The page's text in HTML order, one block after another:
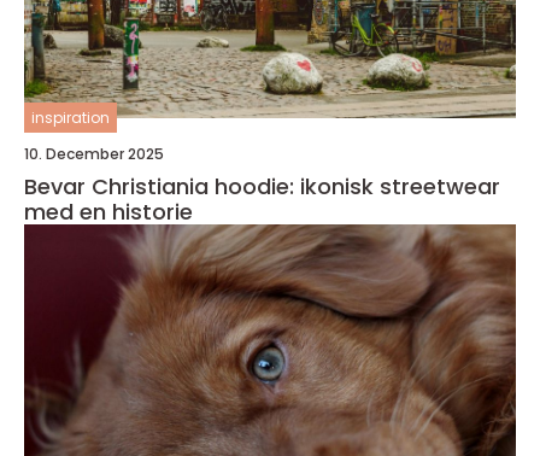
inspiration
10. December 2025
Bevar Christiania hoodie: ikonisk streetwear
med en historie